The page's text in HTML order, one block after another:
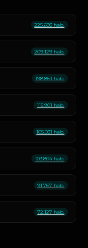
225.693 hab.
209.129 hab.
198.861 hab.
115.901 hab.
105.031 hab.
103.804 hab.
91.767 hab.
72.127 hab.